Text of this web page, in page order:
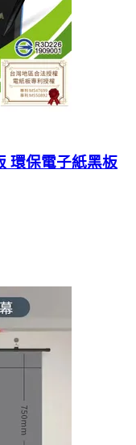
環保電子紙黑板